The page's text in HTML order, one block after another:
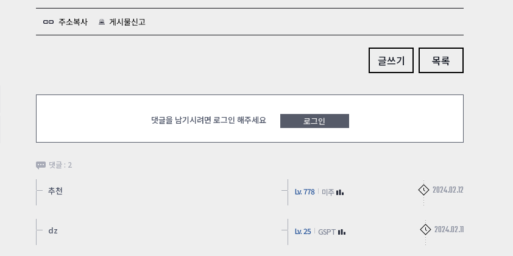
움 08:05 클리어~ 2024.02.16
주소복사 게시물신고
글쓰기 목록
댓글을 남기시려면 로그인 해주세요 로그인
댓글 : 2
추천 Lv. 778 미주 2024.02.12
dz Lv. 25 GSPT 2024.02.11